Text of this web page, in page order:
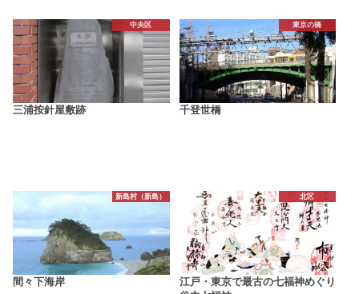
中央区
三浦按針屋敷跡
東京の橋
千登世橋
新島村（新島）
間々下海岸
北区
江戸・東京で最古の七福神めぐり